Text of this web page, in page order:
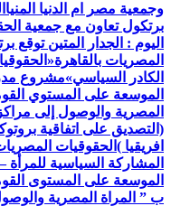
وجمعية مصر ام الدنيا المنيا
برتكول تعاون مع جمعية
اليوم : الجدار المتين
المصريات بالقاهرة
الكادر السياسي»مشروع
الموسعة على المستوي
المصرية والوصول إلى
(التصديق على اتفاقية
افريقيا ) الحقوقيات
المشاركة السياسية للمرأة
الموسعة على المستوى
ب ” المراة المصرية